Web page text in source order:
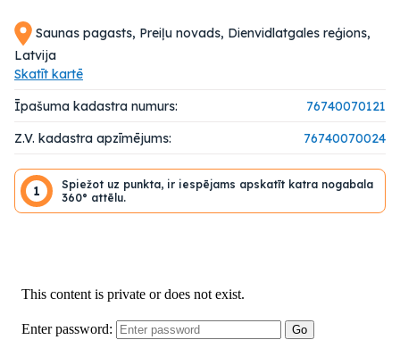
Saunas pagasts, Preiļu novads, Dienvidlatgales reģions,
Latvija
Skatīt kartē
Īpašuma kadastra numurs:
76740070121
Z.V. kadastra apzīmējums:
76740070024
1
Spiežot uz punkta, ir iespējams apskatīt katra nogabala
360° attēlu.